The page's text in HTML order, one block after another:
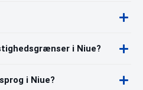
i Niue?
i Niue?